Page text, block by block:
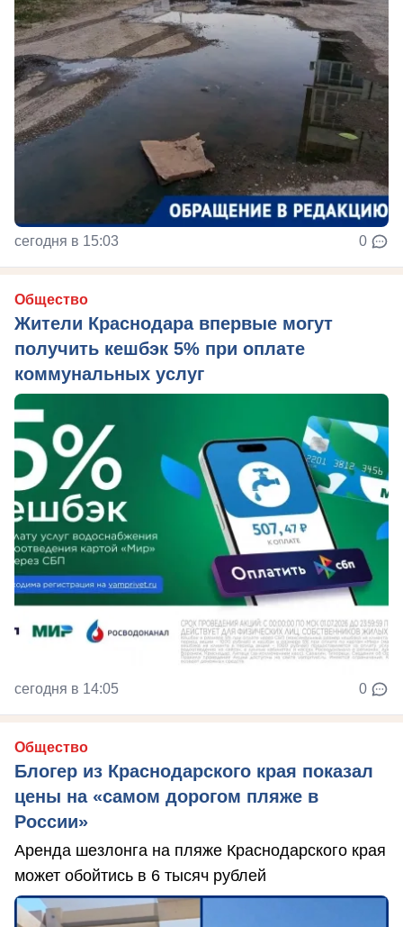
сегодня в 15:03 0
Общество
Жители Краснодара впервые могут
получить кешбэк 5% при оплате
коммунальных услуг
сегодня в 14:05 0
Общество
Блогер из Краснодарского края показал
цены на «самом дорогом пляже в
России»
Аренда шезлонга на пляже Краснодарского края
может обойтись в 6 тысяч рублей